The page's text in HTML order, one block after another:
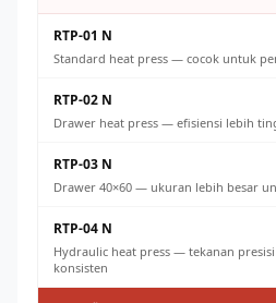
RTP-01 N
Standard heat press — cocok untuk
RTP-02 N
Drawer heat press — efisiensi lebih
RTP-03 N
Drawer 40×60 — ukuran lebih besar
RTP-04 N
Hydraulic heat press — tekanan
konsisten